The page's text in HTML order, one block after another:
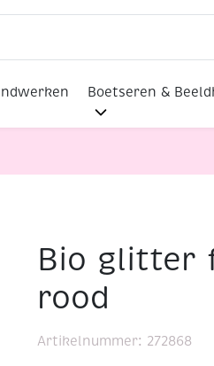
Boetseren &
Bio glitter
rood
Artikelnummer: 272868